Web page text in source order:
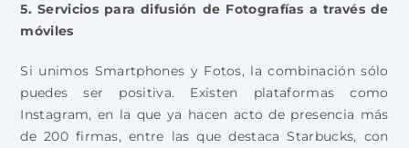
5. Servicios para difusión de Fotografías a través de
móviles
Si unimos Smartphones y Fotos, la combinación sólo
puedes ser positiva. Existen plataformas como
Instagram, en la que ya hacen acto de presencia más
de 200 firmas, entre las que destaca Starbucks, con